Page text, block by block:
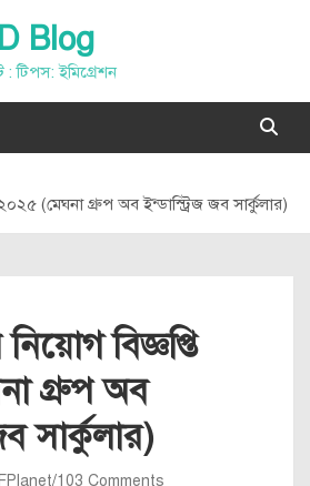
Blog
: টিপস: ইমিগ্রেশন
(মেঘনা গ্রুপ অব ইন্ডাস্ট্রিজ জব সার্কুলার)
বিজ্ঞপ্তি
গ্রুপ অব
সার্কুলার)
103 Comments